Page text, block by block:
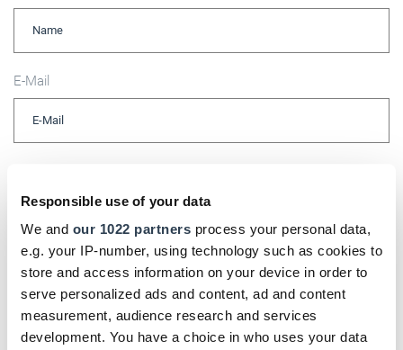
Responsible use of your data
We and our 1022 partners process your personal data,
e.g. your IP-number, using technology such as cookies to
store and access information on your device in order to
serve personalized ads and content, ad and content
measurement, audience research and services
development. You have a choice in who uses your data
E-Mail
Bitte geben Sie "Kommentar" rückwärts ein.